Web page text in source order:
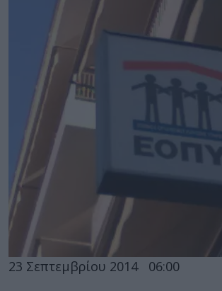
23 Σεπτεμβρίου 2014 06:00